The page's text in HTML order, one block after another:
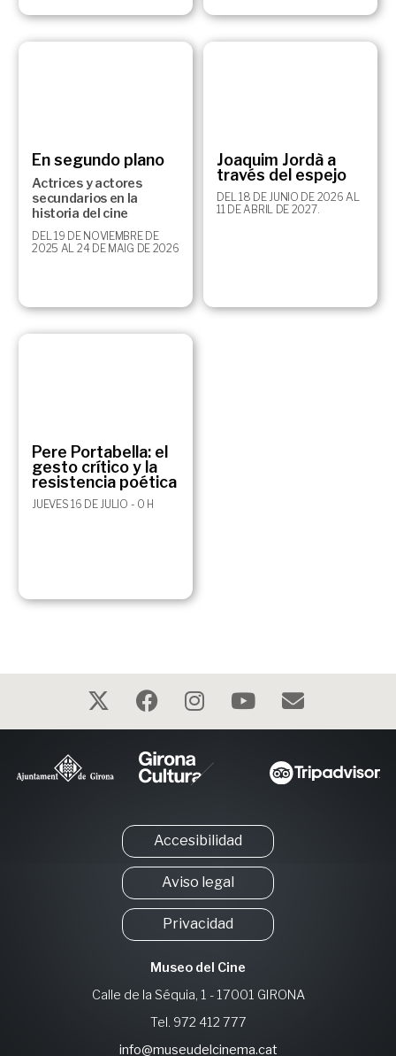
En segundo plano
Actrices y actores
secundarios en la
historia del cine
DEL 19 DE NOVIEMBRE DE
2025 AL 24 DE MAIG DE 2026
Joaquim Jordà a
través del espejo
DEL 18 DE JUNIO DE 2026 AL
11 DE ABRIL DE 2027.
Pere Portabella: el
gesto crítico y la
resistencia poética
JUEVES 16 DE JULIO - 0 H
Accesibilidad
Aviso legal
Privacidad
Museo del Cine
Calle de la Séquia, 1 - 17001 GIRONA
Tel. 972 412 777
info@museudelcinema.cat